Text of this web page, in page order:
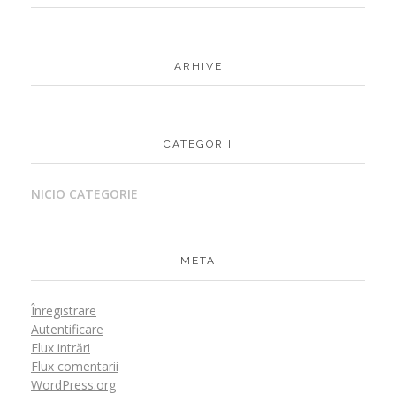
ARHIVE
CATEGORII
NICIO CATEGORIE
META
Înregistrare
Autentificare
Flux intrări
Flux comentarii
WordPress.org